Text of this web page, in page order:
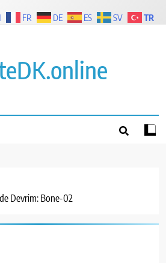
Devrim: Bone-02
FR DE ES SV TR